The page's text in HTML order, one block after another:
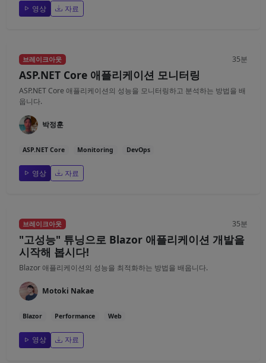
영상 자료
브레이크아웃 35분
ASP.NET Core 애플리케이션 모니터링
ASP.NET Core 애플리케이션의 성능을 모니터링하고 분석하는 방법을 배
웁니다.
박정훈
ASP.NET Core Monitoring DevOps
영상 자료
브레이크아웃 35분
"고성능" 튜닝으로 Blazor 애플리케이션 개발을
시작해 봅시다!
Blazor 애플리케이션의 성능을 최적화하는 방법을 배웁니다.
Motoki Nakae
Blazor Performance Web
영상 자료